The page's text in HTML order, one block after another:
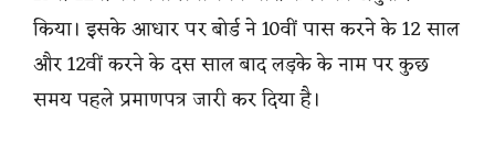
किया। इसके आधार पर बोर्ड ने 10वीं पास करने के 12 साल
और 12वीं करने के दस साल बाद लड़के के नाम पर कुछ
समय पहले प्रमाणपत्र जारी कर दिया है।